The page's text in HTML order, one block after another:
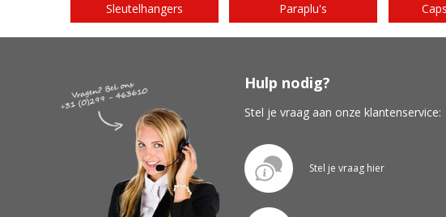
Sleutelhangers Paraplu's
Hulp nodig?
Stel je vraag aan onze klantenservice:
Stel je vraag hier